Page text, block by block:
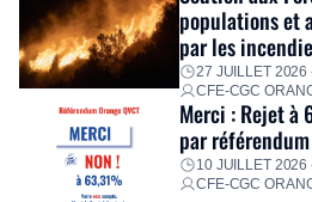
immédiatement ses équipes afin
personnalisé, des aides
premières dépenses, […]
populations et
par les
27 JUILLET 2026
CFE-CGC
Merci : Rejet à
par référendum
10 JUILLET 2026
CFE-CGC